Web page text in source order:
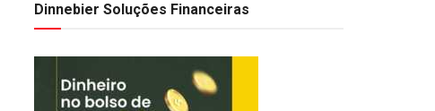
Dinnebier Soluções Financeiras